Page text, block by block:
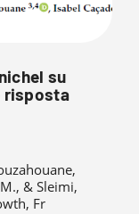
su
risposta
& Sleimi,
Fr